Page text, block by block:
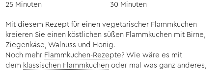
25 Minuten
30 Minuten
Mit diesem Rezept für einen vegetarischer Flammkuchen
kreieren Sie einen köstlichen süßen Flammkuchen mit Birne,
Ziegenkäse, Walnuss und Honig.
Noch mehr Flammkuchen-Rezepte? Wie wäre es mit
dem klassischen Flammkuchen oder mal was ganz anderes,